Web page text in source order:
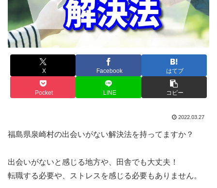
X Facebook はてブ
Pocket LINE コピー
2022.03.27
福島県泉崎村の出会いがない解決法を持ってますか？
出会いがないと感じる地方や、田舎でも大丈夫！
転職する必要や、ストレスを感じる必要もありません。